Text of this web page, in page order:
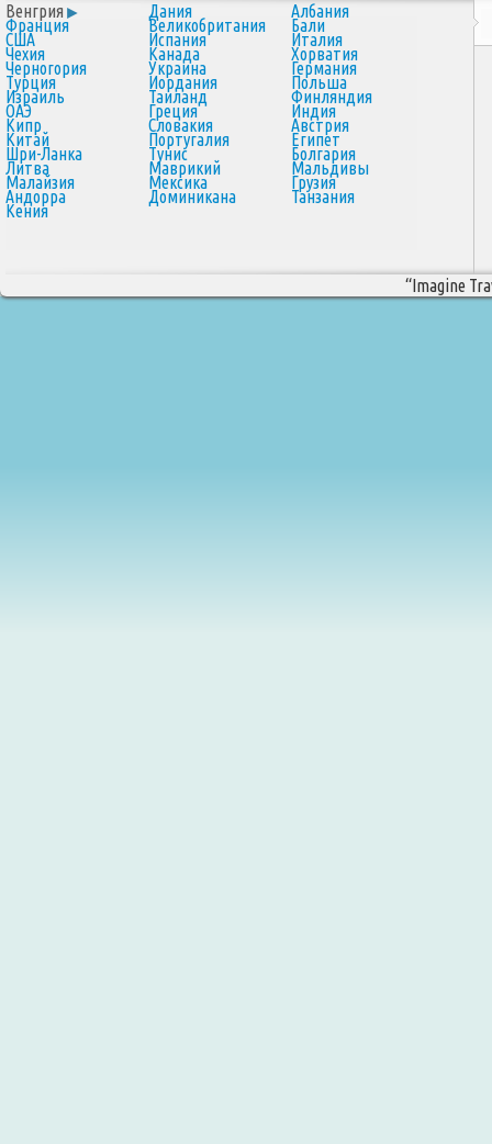
Венгрия Дания Албания
Франция Великобритания Бали
США Испания Италия
Чехия Канада Хорватия
Черногория Украина Германия
Турция Иордания Польша
Израиль Таиланд Финляндия
ОАЭ Греция Индия
Кипр Словакия Австрия
Китай Португалия Египет
Шри-Ланка Тунис Болгария
Литва Маврикий Мальдивы
Малайзия Мексика Грузия
Андорра Доминикана Танзания
Кения
“Imagine